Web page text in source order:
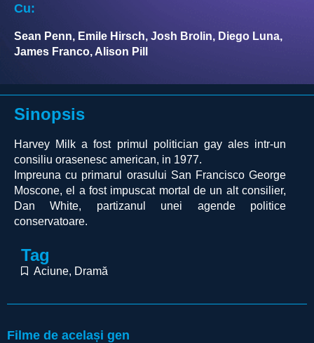
Cu:
Sean Penn, Emile Hirsch, Josh Brolin, Diego Luna,
James Franco, Alison Pill
Sinopsis
Harvey Milk a fost primul politician gay ales intr-un
consiliu orasenesc american, in 1977.
Impreuna cu primarul orasului San Francisco George
Moscone, el a fost impuscat mortal de un alt consilier,
Dan White, partizanul unei agende politice
conservatoare.
Tag
Aciune, Dramă
Filme de același gen